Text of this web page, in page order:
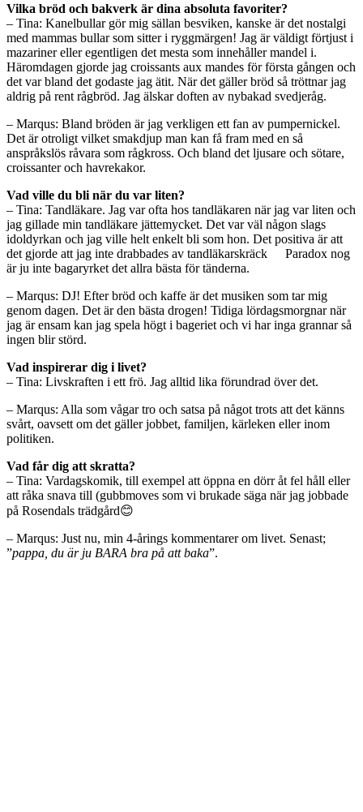
Vilka bröd och bakverk är dina absoluta favoriter?
– Tina: Kanelbullar gör mig sällan besviken, kanske är det nostalgi
med mammas bullar som sitter i ryggmärgen! Jag är väldigt förtjust i
mazariner eller egentligen det mesta som innehåller mandel i.
Häromdagen gjorde jag croissants aux mandes för första gången och
det var bland det godaste jag ätit. När det gäller bröd så tröttnar jag
aldrig på rent rågbröd. Jag älskar doften av nybakad svedjeråg.
– Marqus: Bland bröden är jag verkligen ett fan av pumpernickel.
Det är otroligt vilket smakdjup man kan få fram med en så
anspråkslös råvara som rågkross. Och bland det ljusare och sötare,
croissanter och havrekakor.
Vad ville du bli när du var liten?
– Tina: Tandläkare. Jag var ofta hos tandläkaren när jag var liten och
jag gillade min tandläkare jättemycket. Det var väl någon slags
idoldyrkan och jag ville helt enkelt bli som hon. Det positiva är att
det gjorde att jag inte drabbades av tandläkarskräck
Paradox nog
är ju inte bagaryrket det allra bästa för tänderna.
– Marqus: DJ! Efter bröd och kaffe är det musiken som tar mig
genom dagen. Det är den bästa drogen! Tidiga lördagsmorgnar när
jag är ensam kan jag spela högt i bageriet och vi har inga grannar så
ingen blir störd.
Vad inspirerar dig i livet?
– Tina: Livskraften i ett frö. Jag alltid lika förundrad över det.
– Marqus: Alla som vågar tro och satsa på något trots att det känns
svårt, oavsett om det gäller jobbet, familjen, kärleken eller inom
politiken.
Vad får dig att skratta?
– Tina: Vardagskomik, till exempel att öppna en dörr åt fel håll eller
att råka snava till (gubbmoves som vi brukade säga när jag jobbade
på Rosendals trädgård😊
– Marqus: Just nu, min 4-årings kommentarer om livet. Senast;
”pappa, du är ju BARA bra på att baka”.